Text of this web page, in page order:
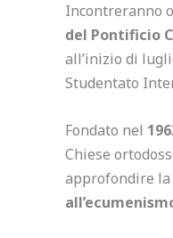
Incontreranno
del Pontificio
all’inizio di
Studentato
Fondato nel
Chiese
approfondire la